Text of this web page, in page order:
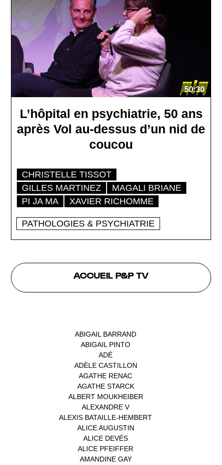
50:30
L’hôpital en psychiatrie, 50 ans
après Vol au-dessus d’un nid de
coucou
CHRISTELLE TISSOT
GILLES MARTINEZ
MAGALI BRIANE
PI JA MA
XAVIER RICHOMME
PATHOLOGIES & PSYCHIATRIE
ACCUEIL P&P TV
ABIGAIL BARRAND
ABIGAIL PINTO
ADÉ
ADÈLE CASTILLON
AGATHE RENAC
AGATHE STARCK(1)
ALBERT MOUKHEIBER(1)
ALEXANDRE V(1)
ALEXIS BATAILLE-HEMBERT
ALICE AUGUSTIN
ALICE DEVÉS
ALICE PFEIFFER
AMANDINE GAY(1)